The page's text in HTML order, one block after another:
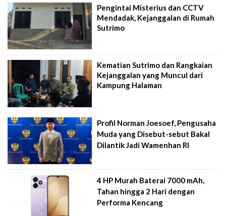
Pengintai Misterius dan CCTV
Mendadak, Kejanggalan di Rumah
Sutrimo
Kematian Sutrimo dan Rangkaian
Kejanggalan yang Muncul dari
Kampung Halaman
Profil Norman Joesoef, Pengusaha
Muda yang Disebut-sebut Bakal
Dilantik Jadi Wamenhan RI
4 HP Murah Baterai 7000 mAh,
Tahan hingga 2 Hari dengan
Performa Kencang